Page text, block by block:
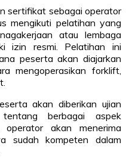
sertifikat sebagai operator
mengikuti pelatihan yang
atau lembaga
izin resmi. Pelatihan ini
peserta akan diajarkan
mengoperasikan forklift,
akan diberikan ujian
berbagai aspek
operator akan menerima
sudah kompeten dalam